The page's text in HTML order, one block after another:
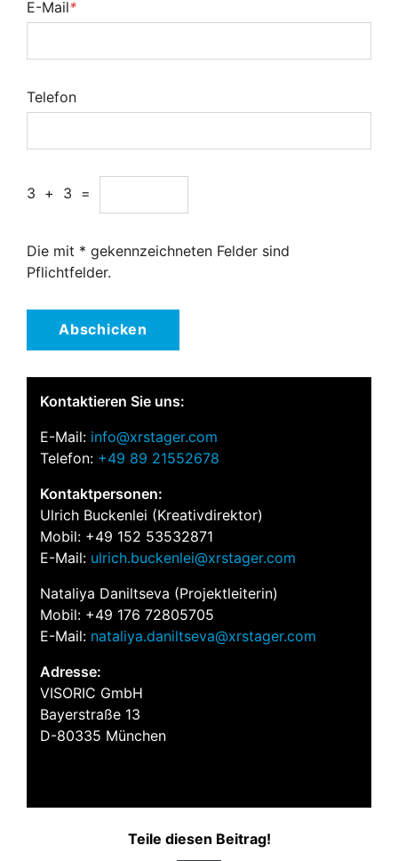
E-Mail*
Telefon
3 + 3 =
Die mit * gekennzeichneten Felder sind
Pflichtfelder.
Abschicken
Kontaktieren Sie uns:
E-Mail: info@xrstager.com
Telefon: +49 89 21552678
Kontaktpersonen:
Ulrich Buckenlei (Kreativdirektor)
Mobil: +49 152 53532871
E-Mail: ulrich.buckenlei@xrstager.com
Nataliya Daniltseva (Projektleiterin)
Mobil: +49 176 72805705
E-Mail: nataliya.daniltseva@xrstager.com
Adresse:
VISORIC GmbH
Bayerstraße 13
D-80335 München
Teile diesen Beitrag!